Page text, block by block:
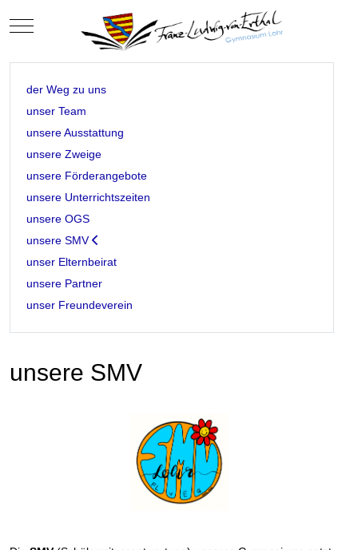
Mobile Menu Toggle
der Weg zu uns
unser Team
unsere Ausstattung
unsere Zweige
unsere Förderangebote
unsere Unterrichtszeiten
unsere OGS
unsere SMV
unser Elternbeirat
unsere Partner
unser Freundeverein
unsere SMV